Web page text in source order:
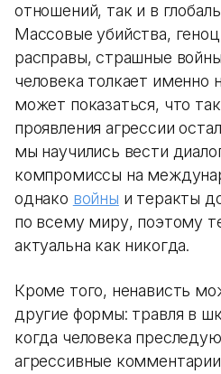
отношений, так и в
Массовые убийства,
расправы, страшные
человека толкает именно
может показаться, что
проявления агрессии
мы научились вести
компромиссы на
однако войны и теракты
по всему миру, поэтому
актуальна как никогда.
Кроме того, ненависть
другие формы: травля в
когда человека
агрессивные